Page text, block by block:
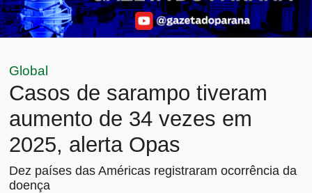
Global
Casos de sarampo tiveram
aumento de 34 vezes em
2025, alerta Opas
Dez países das Américas registraram ocorrência da
doença